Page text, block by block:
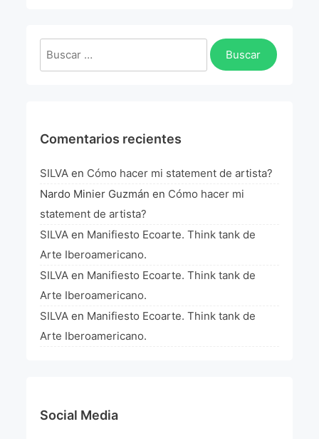
Buscar:
Comentarios recientes
SILVA en Cómo hacer mi statement de artista?
Nardo Minier Guzmán en Cómo hacer mi
statement de artista?
SILVA en Manifiesto Ecoarte. Think tank de
Arte Iberoamericano.
SILVA en Manifiesto Ecoarte. Think tank de
Arte Iberoamericano.
SILVA en Manifiesto Ecoarte. Think tank de
Arte Iberoamericano.
Social Media